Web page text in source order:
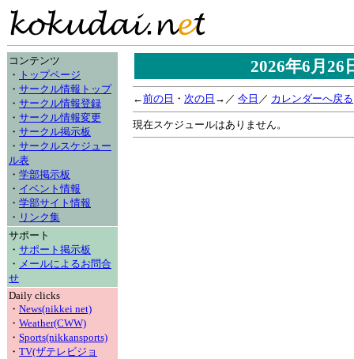
コンテンツ
・ トップページ
・ サークル情報トップ
・ サークル情報登録
・ サークル情報変更
・ サークル掲示板
・ サークルスケジュー
ル表
・ 学部掲示板
・ イベント情報
・ 学部サイト情報
・ リンク集
サポート
・ サポート掲示板
・ メールによるお問合
せ
Daily clicks
・ News(nikkei net)
・ Weather(CWW)
・ Sports(nikkansports)
・ TV(ザテレビジョ
2026年6月
←前の日 ・ 次の日 →／ 今日 ／ カレンダーへ戻る
現在スケジュールはありません。